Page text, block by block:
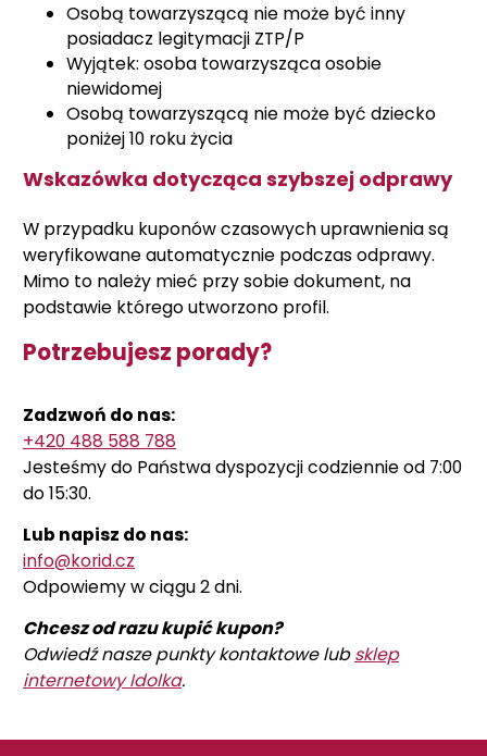
Osobą towarzyszącą nie może być inny
posiadacz legitymacji ZTP/P
Wyjątek: osoba towarzysząca osobie
niewidomej
Osobą towarzyszącą nie może być dziecko
poniżej 10 roku życia
Wskazówka dotycząca szybszej odprawy
W przypadku kuponów czasowych uprawnienia są
weryfikowane automatycznie podczas odprawy.
Mimo to należy mieć przy sobie dokument, na
podstawie którego utworzono profil.
Potrzebujesz porady?
Zadzwoń do nas:
+420 488 588 788
Jesteśmy do Państwa dyspozycji codziennie od 7:00
do 15:30.
Lub napisz do nas:
info@korid.cz
Odpowiemy w ciągu 2 dni.
Chcesz od razu kupić kupon?
Odwiedź nasze punkty kontaktowe lubsklep
internetowy Idolka.